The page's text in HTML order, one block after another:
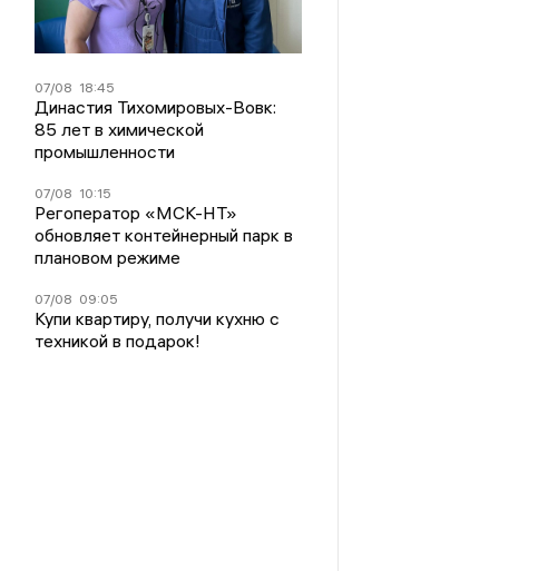
07/08 18:45
Династия Тихомировых-Вовк:
85 лет в химической
промышленности
07/08 10:15
Регоператор «МСК-НТ»
обновляет контейнерный парк в
плановом режиме
07/08 09:05
Купи квартиру, получи кухню с
техникой в подарок!